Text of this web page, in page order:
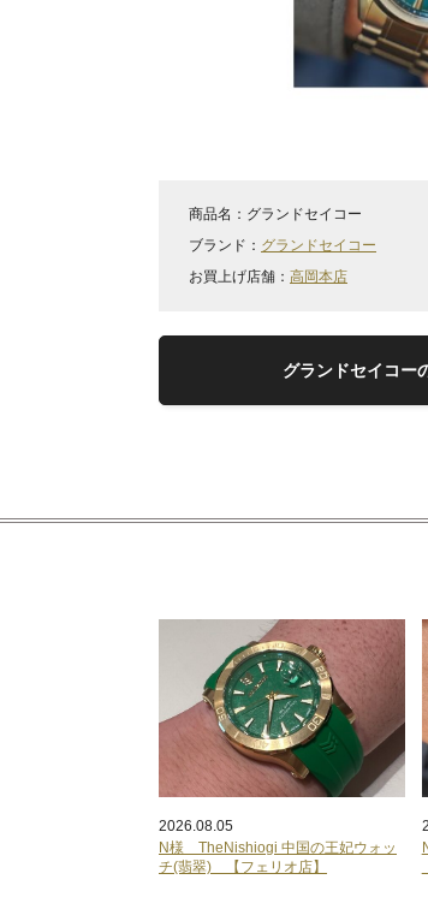
商品名： グランドセイコー
ブランド： グランドセイコー
お買上げ店舗： 高岡本店
グランドセイコー
2026.08.05
N様 TheNishiogi 中国の王妃ウォッ
チ(翡翠) 【フェリオ店】